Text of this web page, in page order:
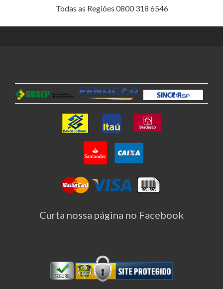
Todas as Regiões 0800 318 6546
Curta nossa página no Facebook